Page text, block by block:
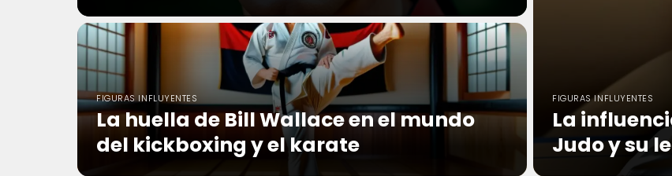
FIGURAS INFLUYENTES
La huella de Bill Wallace en el mundo
del kickboxing y el karate
FIGURAS INFLUYENTES
La
Judo y su